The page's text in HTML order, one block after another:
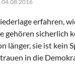
04.08.2016
erfahren,
gehören sicherlich
länger, sie ist
in die